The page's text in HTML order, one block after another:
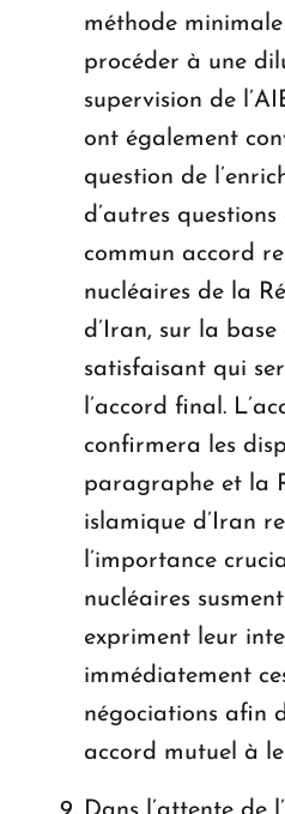
méthode
procéder à une
supervision de
ont également
question de
d’autres questions
commun accord
nucléaires de la
d’Iran, sur la base
satisfaisant qui
l’accord final.
confirmera les
paragraphe et la
islamique d’Iran
l’importance
nucléaires
expriment leur
immédiatement
négociations afin
accord mutuel à